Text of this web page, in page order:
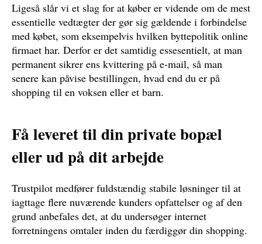
Ligeså slår vi et slag for at køber er vidende om de mest
essentielle vedtægter der gør sig gældende i forbindelse
med købet, som eksempelvis hvilken byttepolitik online
firmaet har. Derfor er det samtidig essesentielt, at man
permanent sikrer ens kvittering på e-mail, så man
senere kan påvise bestillingen, hvad end du er på
shopping til en voksen eller et barn.
Få leveret til din private bopæl
eller ud på dit arbejde
Trustpilot medfører fuldstændig stabile løsninger til at
iagttage flere nuværende kunders opfattelser og af den
grund anbefales det, at du undersøger internet
forretningens omtaler inden du færdiggør din shopping.